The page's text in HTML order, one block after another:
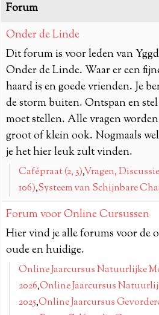
Forum
Onder de Linde
Dit forum is voor leden van
Onder de Linde. Waar er een
haard is en goede vrienden. Je
de storm buiten. Ontspan en
moet stellen. Alle vragen
groot of klein ook. Nogmaals
je het hier leuk zult vinden.
Cafépraat (2, 3),Vragen,
106),Systeem van Schijnbare
Forum voor Online Cursussen
Hier vind je alle forums voor de
oude en huidige.
Online Jaarcursus Natuurlijke
2026,Online Jaarcursus
2025,Online Jaarcursus